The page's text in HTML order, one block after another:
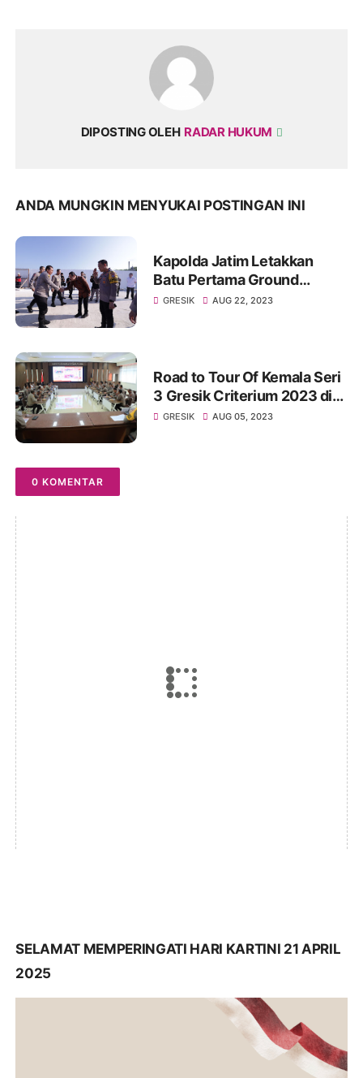
DIPOSTING OLEH RADAR HUKUM
ANDA MUNGKIN MENYUKAI POSTINGAN INI
Kapolda Jatim Letakkan
Batu Pertama Ground
Breaking Bangunan Kantor
GRESIK AUG 22, 2023
Road to Tour Of Kemala Seri
3 Gresik Criterium 2023 di
Gelar, Polres Gresik Siapkan
GRESIK AUG 05, 2023
0 KOMENTAR
SELAMAT MEMPERINGATI HARI KARTINI 21 APRIL
2025